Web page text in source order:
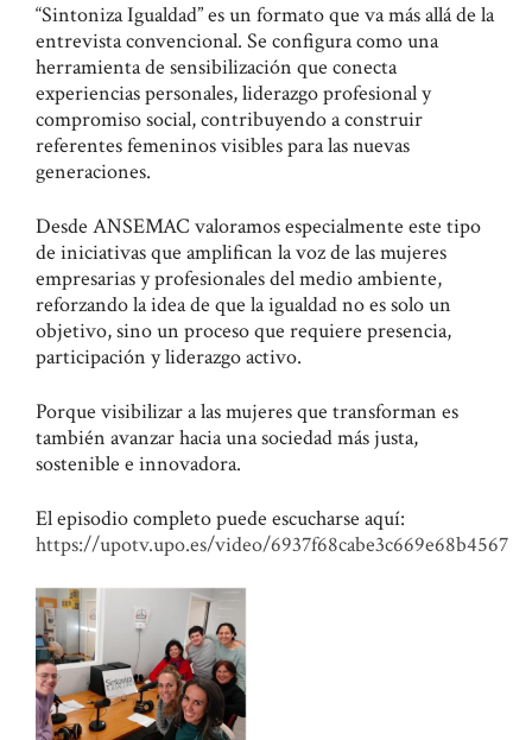
“Sintoniza Igualdad” es un formato que va más allá de la
entrevista convencional. Se configura como una
herramienta de sensibilización que conecta
experiencias personales, liderazgo profesional y
compromiso social, contribuyendo a construir
referentes femeninos visibles para las nuevas
generaciones.
Desde ANSEMAC valoramos especialmente este tipo
de iniciativas que amplifican la voz de las mujeres
empresarias y profesionales del medio ambiente,
reforzando la idea de que la igualdad no es solo un
objetivo, sino un proceso que requiere presencia,
participación y liderazgo activo.
Porque visibilizar a las mujeres que transforman es
también avanzar hacia una sociedad más justa,
sostenible e innovadora.
El episodio completo puede escucharse aquí:
https://upotv.upo.es/video/6937f68cabe3c669e68b4567